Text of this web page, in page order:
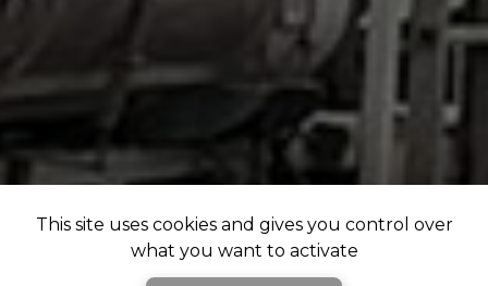
This site uses cookies and gives you control over
what you want to activate